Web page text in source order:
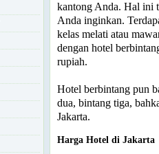
kantong Anda. Hal ini
Anda inginkan.
kelas melati atau
dengan hotel
rupiah.
Hotel berbintang pun
dua, bintang tiga,
Jakarta.
Harga Hotel di Jakarta